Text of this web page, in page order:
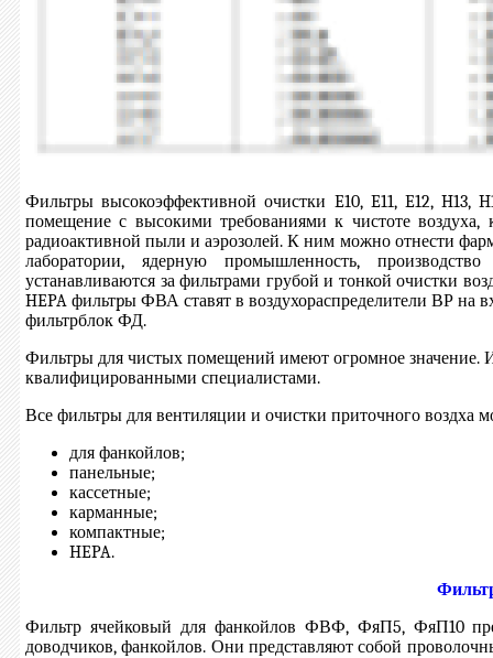
Фильтры высокоэффективной очистки E10, E11, E12, H13,
помещение с высокими требованиями к чистоте воздуха,
радиоактивной пыли и аэрозолей. К ним можно отнести
лаборатории, ядерную промышленность,
устанавливаются за фильтрами грубой и тонкой очистки
HEPA фильтpы ФВА ставят в воздухораспределители ВР на
фильтрблок ФД.
Фильтры для чистых помещений имеют огромное значение.
квалифицированными специалистами.
Все фильтры для вентиляции и очистки приточного
для фанкойлов;
панельные;
кассетные;
карманные;
компактные;
HEPA.
Фильтр ячейковый для фанкойлов ФВФ, ФяП5, ФяП10
доводчиков, фанкойлов. Они представляют собой